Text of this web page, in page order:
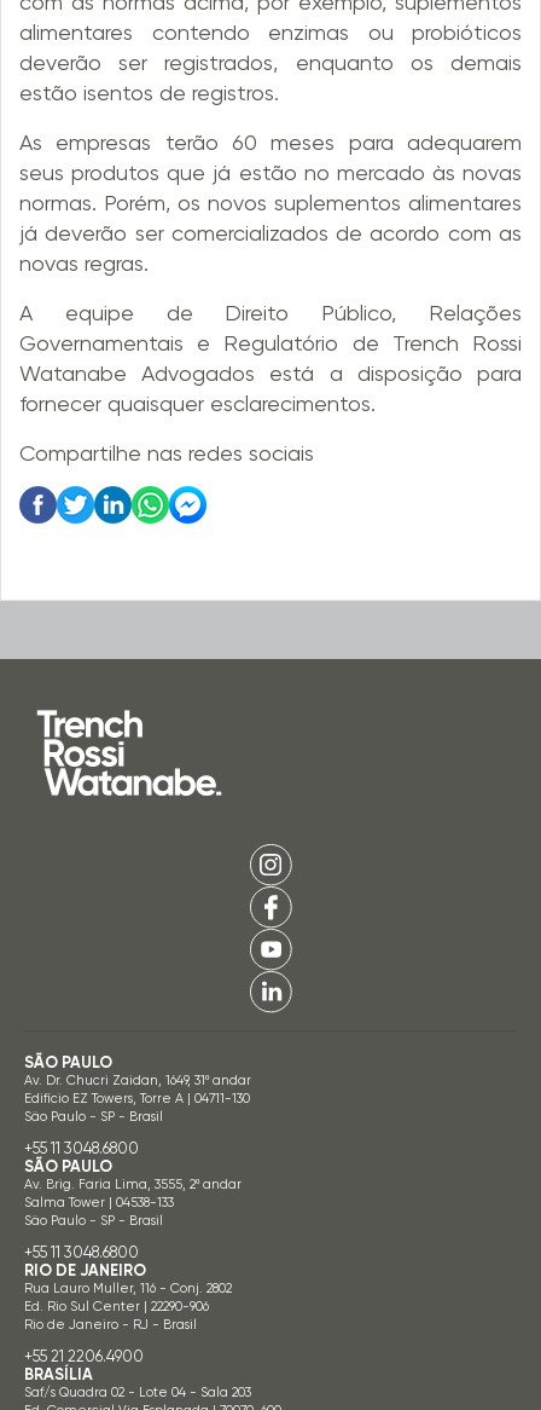
alimentares contendo enzimas ou probióticos
deverão ser registrados, enquanto os demais
estão isentos de registros.
As empresas terão 60 meses para adequarem
seus produtos que já estão no mercado às novas
normas. Porém, os novos suplementos alimentares
já deverão ser comercializados de acordo com as
novas regras.
A equipe de Direito Público, Relações
Governamentais e Regulatório de Trench Rossi
Watanabe Advogados está a disposição para
fornecer quaisquer esclarecimentos.
Compartilhe nas redes sociais
SÃO PAULO
Av. Dr. Chucri Zaidan, 1649, 31º andar
Edifício EZ Towers, Torre A | 04711-130
São Paulo - SP - Brasil
+55 11 3048.6800
SÃO PAULO
Av. Brig. Faria Lima, 3555, 2º andar
Salma Tower | 04538-133
São Paulo - SP - Brasil
+55 11 3048.6800
RIO DE JANEIRO
Rua Lauro Muller, 116 - Conj. 2802
Ed. Rio Sul Center | 22290-906
Rio de Janeiro - RJ - Brasil
+55 21 2206.4900
BRASÍLIA
Saf/s Quadra 02 - Lote 04 - Sala 203